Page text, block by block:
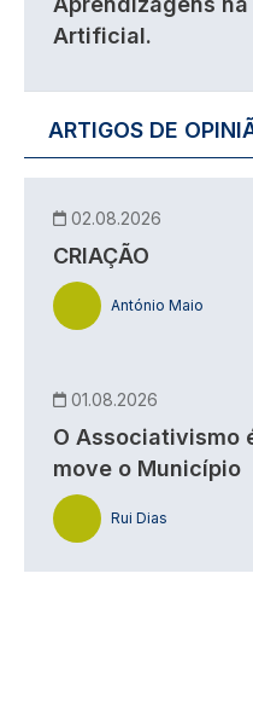
Artificial.
ARTIGOS DE
02.08.2026
CRIAÇÃO
António Maio
01.08.2026
O Associativismo
move o Município
Rui Dias